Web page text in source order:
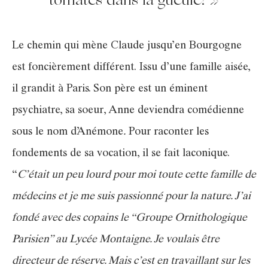
Le chemin qui mène Claude jusqu’en Bourgogne
est foncièrement différent. Issu d’une famille aisée,
il grandit à Paris. Son père est un éminent
psychiatre, sa soeur, Anne deviendra comédienne
sous le nom d’Anémone. Pour raconter les
fondements de sa vocation, il se fait laconique.
“C’était un peu lourd pour moi toute cette famille de
médecins et je me suis passionné pour la nature. J’ai
fondé avec des copains le “Groupe Ornithologique
Parisien” au Lycée Montaigne. Je voulais être
directeur de réserve. Mais c’est en travaillant sur les